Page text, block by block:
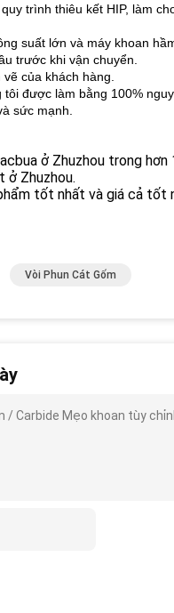
trình thiêu kết HIP, làm
suất lớn và máy khoan
trước khi vận chuyển.
của khách hàng.
được làm bằng 100%
sức mạnh.
ở Zhuzhou trong
ở Zhuzhou.
tốt nhất và giá cả tốt
Vòi Phun Cát Gốm
/ Carbide Mẹo khoan tùy